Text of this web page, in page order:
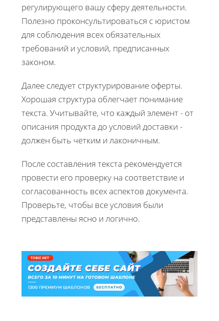
регулирующего вашу сферу деятельности.
Полезно проконсультироваться с юристом
для соблюдения всех обязательных
требований и условий, предписанных
законом.
Далее следует структурирование оферты.
Хорошая структура облегчает понимание
текста. Учитывайте, что каждый элемент - от
описания продукта до условий доставки -
должен быть четким и лаконичным.
После составления текста рекомендуется
провести его проверку на соответствие и
согласованность всех аспектов документа.
Проверьте, чтобы все условия были
представлены ясно и логично.